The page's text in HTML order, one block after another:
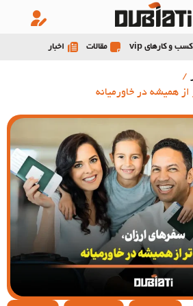
کسب و کارهای vip مقالات اخبار
/
همیشه در خاورمیانه